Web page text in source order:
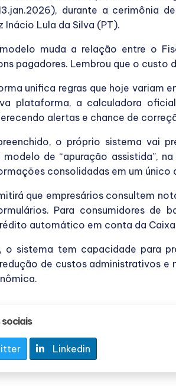
durante a cerimônia
Inácio Lula da Silva (PT).
muda a relação entre o
pagadores. Lembrou que o
unifica regras que hoje variam
plataforma, a calculadora
alertas e chance de
o próprio sistema vai
modelo de “apuração assistida”,
consolidadas em um único
que empresários consultem
Para consumidores de
automático em conta da
sistema tem capacidade para
de custos administrativos
Linkedin